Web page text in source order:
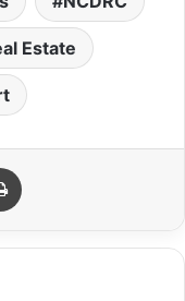
Estate